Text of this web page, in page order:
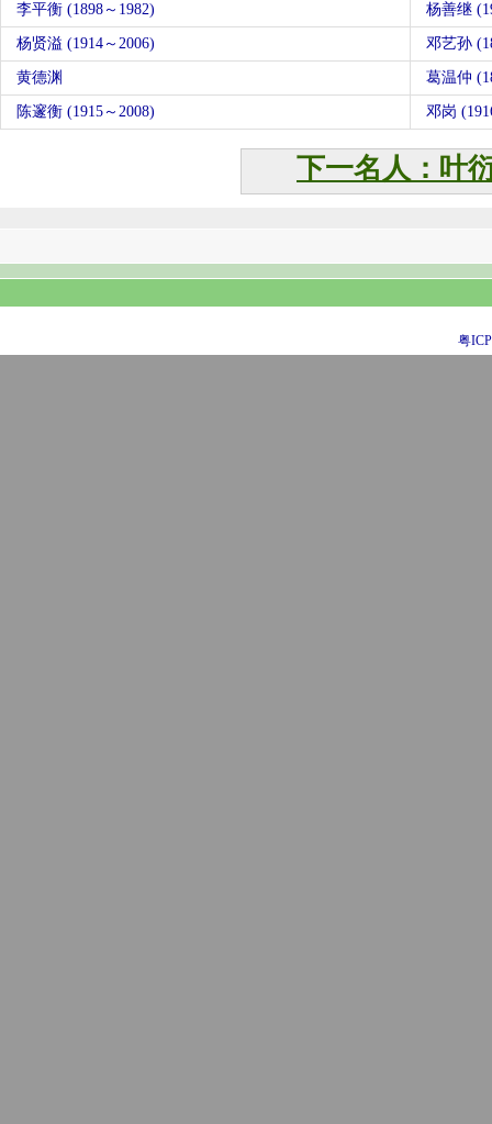
李平衡 (1898～1982) 杨善继
杨贤溢 (1914～2006) 邓艺孙
黄德渊 葛温仲
陈邃衡 (1915～2008) 邓岗
下一名人：叶
粤